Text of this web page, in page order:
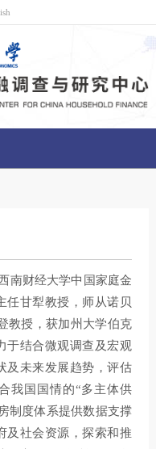
南财经大学中国家庭金
任甘犁教授，师从诺贝
教授，获加州大学伯克
于结合微观调查及宏观
及未来发展趋势，评估
我国国情的“多主体供
制度体系提供数据支撑
及社会资源，探索和推